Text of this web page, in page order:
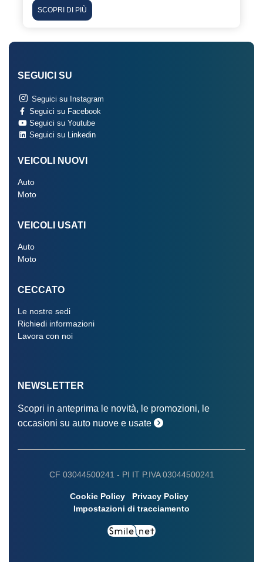
SCOPRI DI PIÙ
SEGUICI SU
Seguici su Instagram
Seguici su Facebook
Seguici su Youtube
Seguici su Linkedin
VEICOLI NUOVI
Auto
Moto
VEICOLI USATI
Auto
Moto
CECCATO
Le nostre sedi
Richiedi informazioni
Lavora con noi
NEWSLETTER
Scopri in anteprima le novità, le promozioni, le
occasioni su auto nuove e usate
CF 03044500241 - PI IT P.IVA 03044500241
Cookie Policy
Privacy Policy
Impostazioni di tracciamento